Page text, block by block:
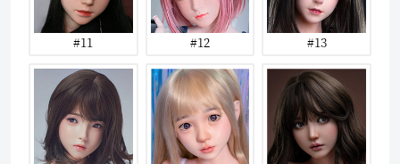
#11 #12 #13